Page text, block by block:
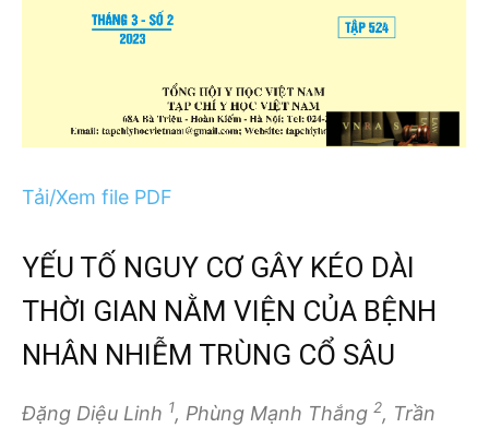
Tải/Xem file PDF
YẾU TỐ NGUY CƠ GÂY KÉO DÀI
THỜI GIAN NẰM VIỆN CỦA BỆNH
NHÂN NHIỄM TRÙNG CỔ SÂU
Đặng Diệu Linh 1, Phùng Mạnh Thắng 2, Trần